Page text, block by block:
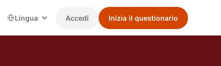
Lingua Accedi Inizia il questionario